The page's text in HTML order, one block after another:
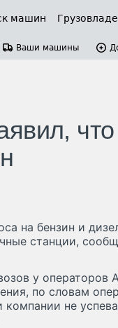
машин
Ваши машины
на бензин и
станции,
у операторов
по словам
компании не